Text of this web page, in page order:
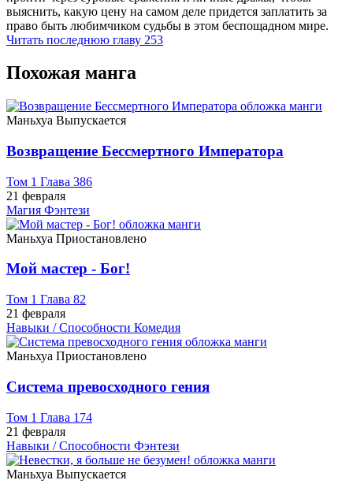
выяснить, какую цену на самом деле придется заплатить за
право быть любимчиком судьбы в этом беспощадном мире.
Читать последнюю главу 253
Похожая манга
Маньхуа Выпускается
Возвращение Бессмертного Императора
Том 1 Глава 386
21 февраля
Магия Фэнтези
Маньхуа Приостановлено
Мой мастер - Бог!
Том 1 Глава 82
21 февраля
Навыки / Способности Комедия
Маньхуа Приостановлено
Система превосходного гения
Том 1 Глава 174
21 февраля
Навыки / Способности Фэнтези
Маньхуа Выпускается